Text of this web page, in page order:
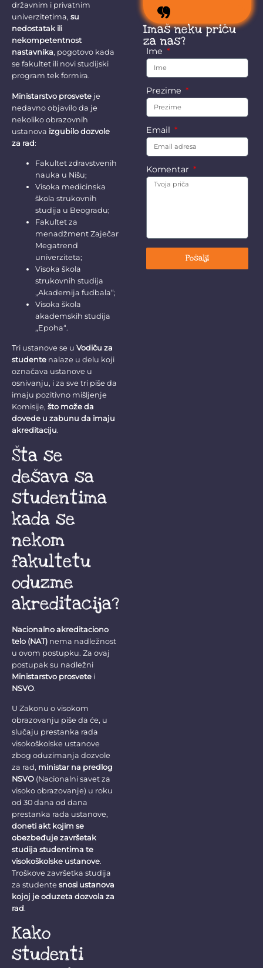
državnim i privatnim
univerzitetima, su
nedostatak ili
nekompetentnost
nastavnika, pogotovo kada
se fakultet ili novi studijski
program tek formira.
Ministarstvo prosvete je
nedavno objavilo da je
nekoliko obrazovnih
ustanova izgubilo dozvole
za rad:
Fakultet zdravstvenih
nauka u Nišu;
Visoka medicinska
škola strukovnih
studija u Beogradu;
Fakultet za
menadžment Zaječar
Megatrend
univerziteta;
Visoka škola
strukovnih studija
„Akademija fudbala“;
Visoka škola
akademskih studija
„Epoha“.
Tri ustanove se u Vodiču za
studente nalaze u delu koji
označava ustanove u
osnivanju, i za sve tri piše da
imaju pozitivno mišljenje
Komisije, što može da
dovede u zabunu da imaju
akreditaciju.
Šta se
dešava sa
studentima
kada se
nekom
fakultetu
oduzme
akreditacija?
Nacionalno akreditaciono
telo (NAT) nema nadležnost
u ovom postupku. Za ovaj
postupak su nadležni
Ministarstvo prosvete i
NSVO.
U Zakonu o visokom
obrazovanju piše da će, u
slučaju prestanka rada
visokoškolske ustanove
zbog oduzimanja dozvole
za rad, ministar na predlog
NSVO (Nacionalni savet za
visoko obrazovanje) u roku
od 30 dana od dana
prestanka rada ustanove,
doneti akt kojim se
obezbeđuje završetak
studija studentima te
visokoškolske ustanove.
Troškove završetka studija
za studente snosi ustanova
kojoj je oduzeta dozvola za
rad.
Kako
studenti
Imaš neku priču
za nas?
Ime
Prezime
Email
Komentar
Pošalji